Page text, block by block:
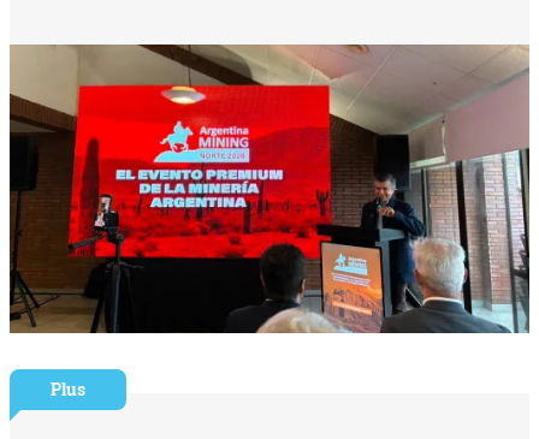
Plus